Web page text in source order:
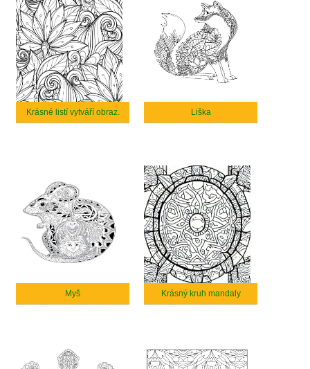
Krásné listí vytváří obraz. Liška
Myš Krásný kruh mandaly